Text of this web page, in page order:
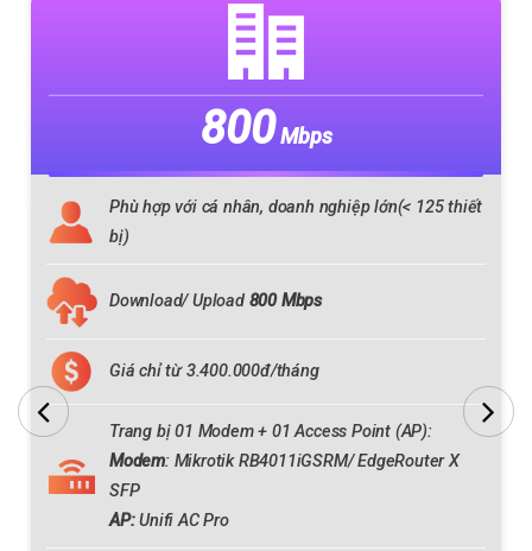
800Mbps
Phù hợp với cá nhân, doanh nghiệp lớn(< 125 thiết
bị)
Download/ Upload 800 Mbps
Giá chỉ từ 3.400.000đ/tháng
Trang bị 01 Modem + 01 Access Point (AP):
Modem: Mikrotik RB4011iGSRM/ EdgeRouter X
SFP
AP:Unifi AC Pro